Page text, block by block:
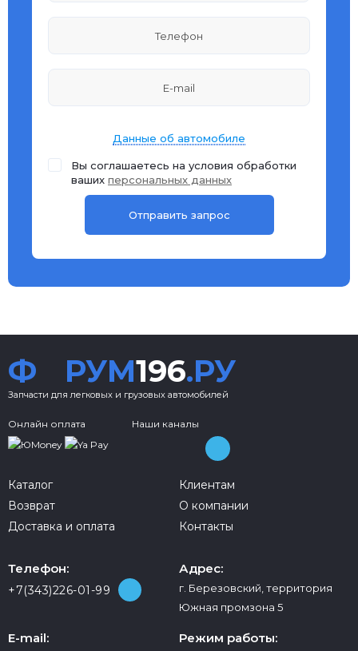
Данные об автомобиле
Вы соглашаетесь на условия обработки
ваших персональных данных
Ф РУМ196.РУ
Запчасти для легковых и грузовых автомобилей
Онлайн оплата Наши каналы
Каталог
Возврат
Доставка и оплата
Клиентам
О компании
Контакты
Телефон:
+7(343)226-01-99
Адрес:
г. Березовский, территория
Южная промзона 5
E-mail: Режим работы: